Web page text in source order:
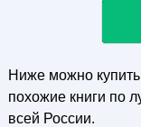
Ниже можно купить
похожие книги по
всей России.